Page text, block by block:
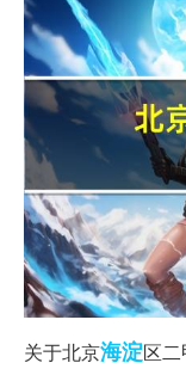
关于北京海淀区